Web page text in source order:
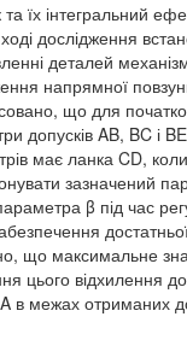
їх інтегральний
дослідження
деталей
напрямної
що для
допусків AB, BC і
має ланка CD, коли
зазначений
β під час
що максимальне
відхилення
в межах отриманих